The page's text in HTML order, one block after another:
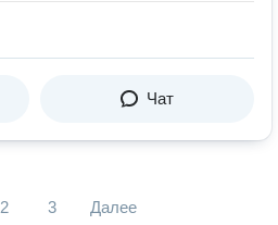
Чат
2 3 Далее